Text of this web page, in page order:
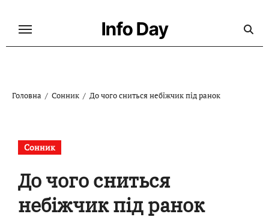
Info Day
Головна Сонник До чого сниться небіжчик під ранок
Сонник
До чого сниться
небіжчик під ранок